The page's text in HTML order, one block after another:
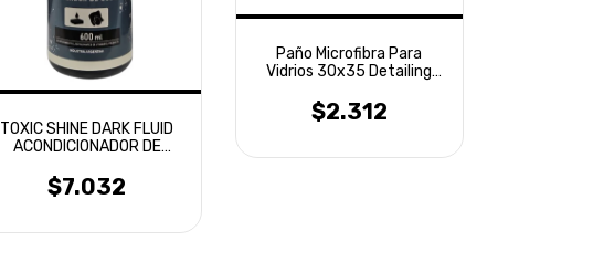
TOXIC SHINE DARK FLUID
ACONDICIONADOR DE
$7.032
Paño Microfibra Para
Vidrios 30x35 Detailing
$2.312